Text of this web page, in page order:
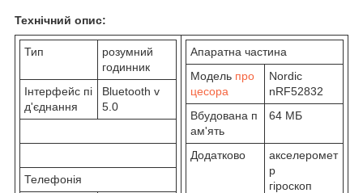
Технічний опис:
Тип
розумний
годинник
Інтерфейс пі
д'єднання
Bluetooth v
5.0
Телефонія
Апаратна частина
Модель про
цесора
Nordic
nRF52832
Вбудована п
ам'ять
64 МБ
Додатково
акселеромет
р
гіроскоп